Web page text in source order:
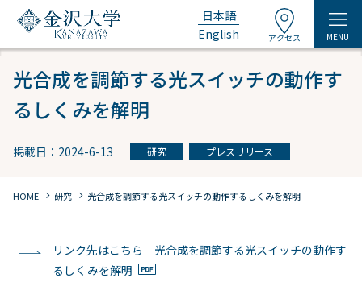
日本語
English
アクセス MENU
光合成を調節する光スイッチの動作す
るしくみを解明
掲載日：2024-6-13 研究 プレスリリース
HOME chevron_right 研究 chevron_right 光合成を調節する光スイッチの動作するしくみを解明
リンク先はこちら｜光合成を調節する光スイッチの動作す
るしくみを解明